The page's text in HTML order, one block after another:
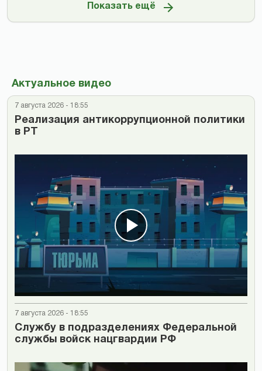
Показать ещё
Актуальное видео
7 августа 2026 - 18:55
Реализация антикоррупционной политики
в РТ
7 августа 2026 - 18:55
Cлужбу в подразделениях Федеральной
службы войск нацгвардии РФ